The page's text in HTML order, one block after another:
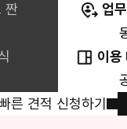
짠
업
이용
빠른 견적 신청하기